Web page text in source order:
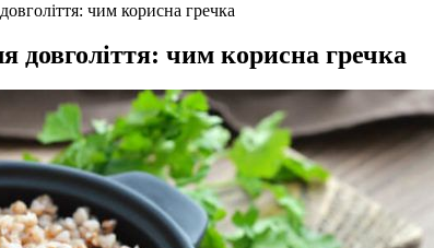
чим корисна гречка
довголіття: чим корисна гречка